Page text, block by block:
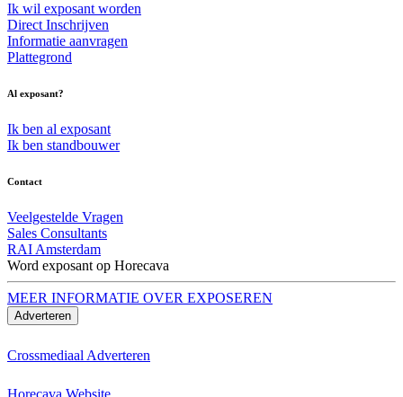
Ik wil exposant worden
Direct Inschrijven
Informatie aanvragen
Plattegrond
Al exposant?
Ik ben al exposant
Ik ben standbouwer
Contact
Veelgestelde Vragen
Sales Consultants
RAI Amsterdam
Word exposant op Horecava
MEER INFORMATIE OVER EXPOSEREN
Adverteren
Crossmediaal Adverteren